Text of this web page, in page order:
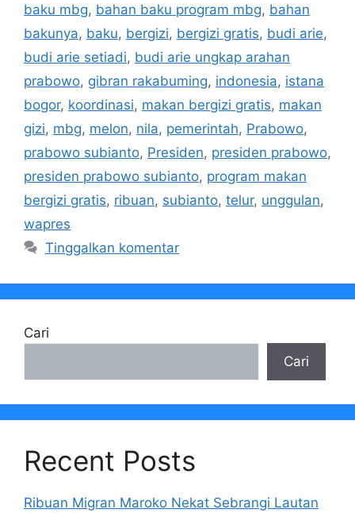
baku mbg, bahan baku program mbg, bahan
bakunya, baku, bergizi, bergizi gratis, budi arie,
budi arie setiadi, budi arie ungkap arahan
prabowo, gibran rakabuming, indonesia, istana
bogor, koordinasi, makan bergizi gratis, makan
gizi, mbg, melon, nila, pemerintah, Prabowo,
prabowo subianto, Presiden, presiden prabowo,
presiden prabowo subianto, program makan
bergizi gratis, ribuan, subianto, telur, unggulan,
wapres
Tinggalkan komentar
Cari
Cari
Recent Posts
Ribuan Migran Maroko Nekat Sebrangi Lautan